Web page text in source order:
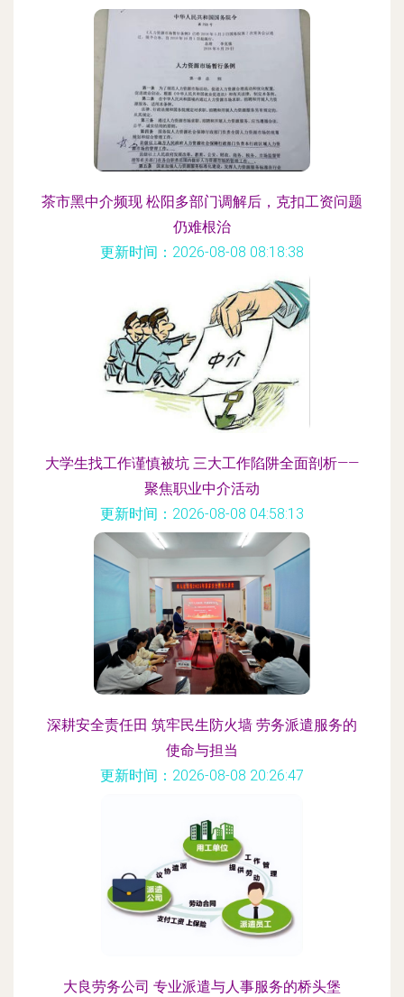
茶市黑中介频现 松阳多部门调解后，克扣工资问题
仍难根治
更新时间：2026-08-08 08:18:38
大学生找工作谨慎被坑 三大工作陷阱全面剖析——
聚焦职业中介活动
更新时间：2026-08-08 04:58:13
深耕安全责任田 筑牢民生防火墙 劳务派遣服务的
使命与担当
更新时间：2026-08-08 20:26:47
大良劳务公司 专业派遣与人事服务的桥头堡